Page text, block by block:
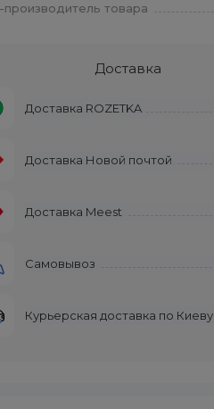
производитель товара
Доставка
Доставка ROZETKA
Доставка Новой почтой
Доставка Meest
Самовывоз
Курьерская доставка по Киеву